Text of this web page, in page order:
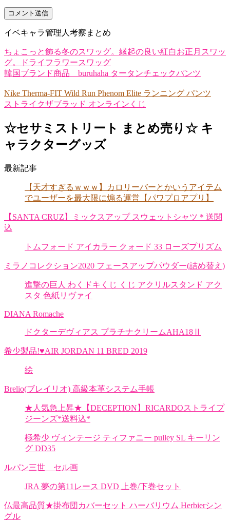
イベキャラ管理人考察まとめ
ちょこっと飾る冬のスワッグ。縁起の良い紅白お正月スワッ
グ。ドライフラワースワッグ
韓国ブランド商品 buruhaha タータンチェックパンツ
Nike Therma-FIT Wild Run Phenom Elite ランニング パンツ
ストライクザブラッド オンラインくじ
☆セサミストリート まとめ売り☆ キ
ャラクターグッズ
最新記事
【天才すぎるｗｗｗ】カロリーバーとかいうアイテム
でユーザーを最大限に煽る運営【パワプロアプリ】
【SANTA CRUZ】ミックスアップ スウェットシャツ＊送関
込
トムフォード アイカラー クォード 33 ローズプリズム
ミラノコレクション2020 フェースアップパウダー(詰め替え)
進撃の巨人 わくドキくじ くじ アクリルスタンド アク
スタ 色紙リヴァイ
DIANA Romache
ドクターデヴィアス プラチナクリームAHA18Ⅱ
希少製品!♥AIR JORDAN 11 BRED 2019
絵
Brelio(ブレイリオ) 高級本革システム手帳
★人気急上昇★【DECEPTION】RICARDOストライプ
ジーンズ*送料込*
極希少 ヴィンテージ ティファニー pulley SL キーリン
グ DD35
ルパン三世 セル画
JRA 夢の第11レース DVD 上巻/下巻セット
仏最高品質★掛布団カバーセット ハーバリウム Herbierシン
グル